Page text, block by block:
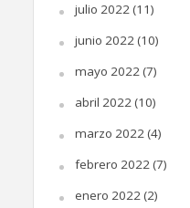
julio 2022(11)
junio 2022(10)
mayo 2022(7)
abril 2022(10)
marzo 2022(4)
febrero 2022(7)
enero 2022(2)